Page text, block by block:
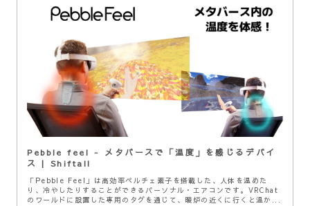
Pebble feel - メタバースで「温度」を感じるデバイ
ス | Shiftall
「Pebble Feel」は高効率ペルチェ素子を搭載した、人体を温めた
り、冷やしたりすることができるパーソナル・エアコンです。VRChat
のワールドに設置した専用のタグを通じて、暖炉の近くに行くと温か...